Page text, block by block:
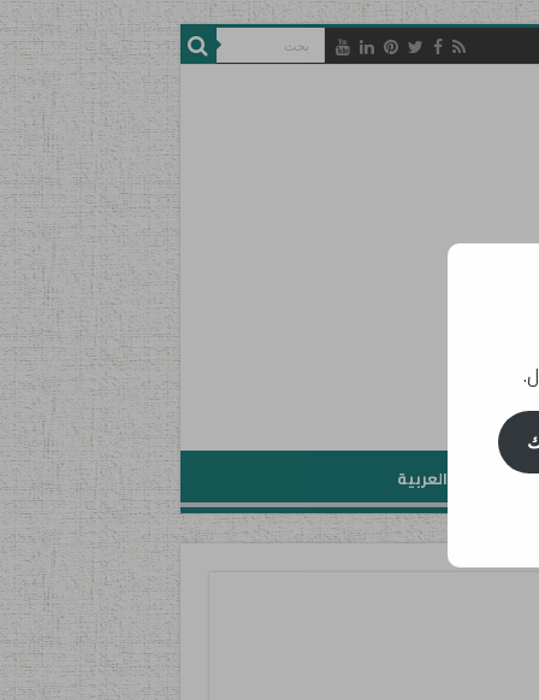
تعليم اللغة العربية